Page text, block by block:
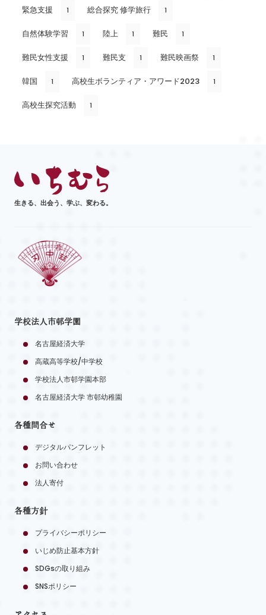
緊急支援 1 総合探究 修学旅行 1
自然体験学習 1 陸上 1 難民 1
難民女性支援 1 難民支 1 難民映画祭 1
韓国 1 高校生ボランティア・アワード2023 1
高校生探究活動 1
生きる、出会う、学ぶ、変わる。
学校法人市邨学園
名古屋経済大学
高蔵高等学校/中学校
学校法人市邨学園本部
名古屋経済大学 市邨幼稚園
各種問合せ
デジタルパンフレット
お問い合わせ
法人寄付
各種方針
プライバシーポリシー
いじめ防止基本方針
SDGsの取り組み
SNSポリシー